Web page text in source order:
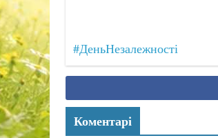
#ДеньНезалежності
Коментарі